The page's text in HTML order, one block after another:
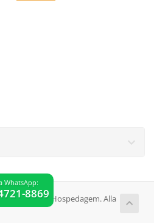
Streaming e Hospedagem. Alla
WhatsApp:
8869